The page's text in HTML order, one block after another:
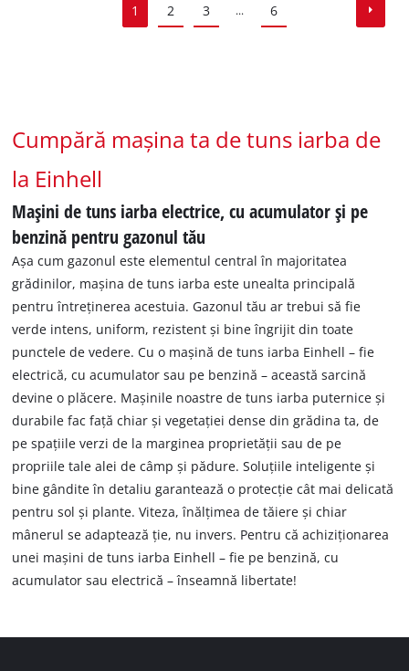
1 2 3 ... 6
Cumpără mașina ta de tuns iarba de
la Einhell
Mașini de tuns iarba electrice, cu acumulator și pe
benzină pentru gazonul tău
Așa cum gazonul este elementul central în majoritatea
grădinilor, mașina de tuns iarba este unealta principală
pentru întreținerea acestuia. Gazonul tău ar trebui să fie
verde intens, uniform, rezistent și bine îngrijit din toate
punctele de vedere. Cu o mașină de tuns iarba Einhell – fie
electrică, cu acumulator sau pe benzină – această sarcină
devine o plăcere. Mașinile noastre de tuns iarba puternice și
durabile fac față chiar și vegetației dense din grădina ta, de
pe spațiile verzi de la marginea proprietății sau de pe
propriile tale alei de câmp și pădure. Soluțiile inteligente și
bine gândite în detaliu garantează o protecție cât mai delicată
pentru sol și plante. Viteza, înălțimea de tăiere și chiar
mânerul se adaptează ție, nu invers. Pentru că achiziționarea
unei mașini de tuns iarba Einhell – fie pe benzină, cu
acumulator sau electrică – înseamnă libertate!